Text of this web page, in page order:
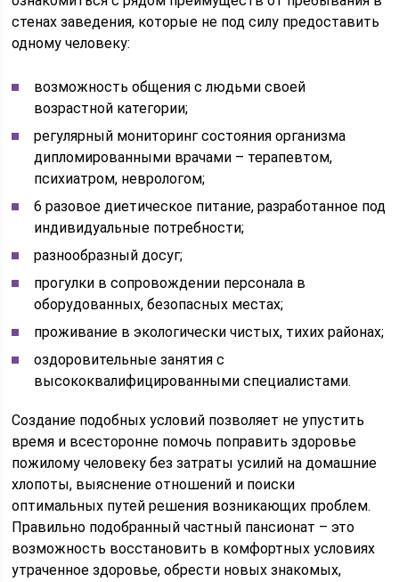
стенах заведения, которые не под силу предоставить
одному человеку:
возможность общения с людьми своей
возрастной категории;
регулярный мониторинг состояния организма
дипломированными врачами – терапевтом,
психиатром, неврологом;
6 разовое диетическое питание, разработанное под
индивидуальные потребности;
разнообразный досуг;
прогулки в сопровождении персонала в
оборудованных, безопасных местах;
проживание в экологически чистых, тихих районах;
оздоровительные занятия с
высококвалифицированными специалистами.
Создание подобных условий позволяет не упустить
время и всесторонне помочь поправить здоровье
пожилому человеку без затраты усилий на домашние
хлопоты, выяснение отношений и поиски
оптимальных путей решения возникающих проблем.
Правильно подобранный частный пансионат – это
возможность восстановить в комфортных условиях
утраченное здоровье, обрести новых знакомых,